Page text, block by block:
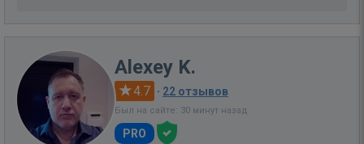
Alexey K.
4.7 · 22 отзывов
Был на сайте: 30 минут назад
PRO